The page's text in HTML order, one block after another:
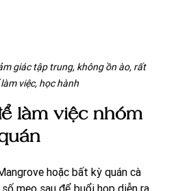
giác tập trung, không ồn ào, rất
việc, học hành
làm việc nhóm
hoặc bất kỳ quán cà
mẹo sau để buổi họp diễn ra